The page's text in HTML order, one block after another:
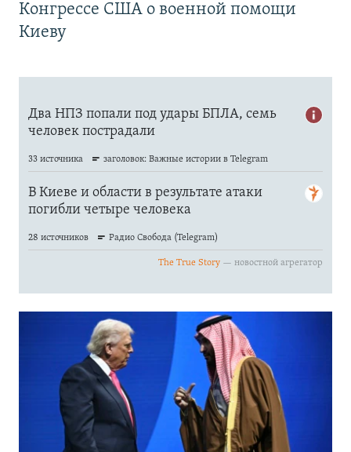
Конгрессе США о военной помощи
Киеву